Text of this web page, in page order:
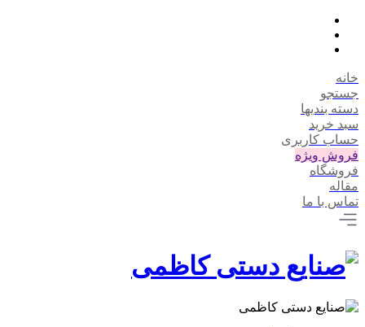
خانه
جستجو
دسته بندیها
سبد خرید
حساب کاربری
فروش ویژه
فروشگاه
مقاله
تماس با ما